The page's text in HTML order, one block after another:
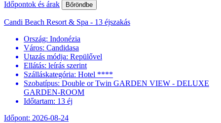
Időpontok és árak
Bőröndbe
Candi Beach Resort & Spa - 13 éjszakás
Ország: Indonézia
Város: Candidasa
Utazás módja: Repülővel
Ellátás: leírás szerint
Szálláskategória: Hotel ****
Szobatípus: Double or Twin GARDEN VIEW - DELUXE
GARDEN-ROOM
Időtartam: 13 éj
Időpont: 2026-08-24